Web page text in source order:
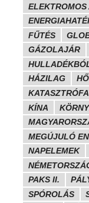
ELEKTROMOS
FŰTÉS
GÁZOLAJÁR
HÁZILAG
KÍNA
MEGÚJULÓ
NAPELEMEK
PAKS II.
SPÓROLÁS